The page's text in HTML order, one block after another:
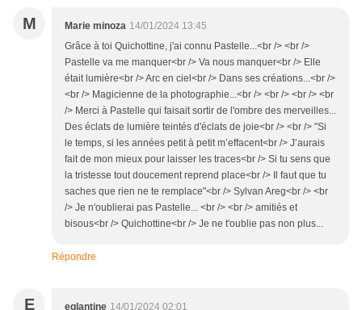
M Marie minoza 14/01/2024 13:45
Grâce à toi Quichottine, j'ai connu Pastelle...<br /> <br />
Pastelle va me manquer<br /> Va nous manquer<br /> Elle
était lumière<br /> Arc en ciel<br /> Dans ses créations...<br />
<br /> Magicienne de la photographie...<br /> <br /> <br /> <br
/> Merci à Pastelle qui faisait sortir de l'ombre des merveilles...
Des éclats de lumière teintés d'éclats de joie<br /> <br /> "Si
le temps, si les années petit à petit m’effacent<br /> J’aurais
fait de mon mieux pour laisser les traces<br /> Si tu sens que
la tristesse tout doucement reprend place<br /> Il faut que tu
saches que rien ne te remplace"<br /> Sylvan Areg<br /> <br
/> Je n'oublierai pas Pastelle... <br /> <br /> amitiés et
bisous<br /> Quichottine<br /> Je ne t'oublie pas non plus...
Répondre
E eglantine 14/01/2024 02:01